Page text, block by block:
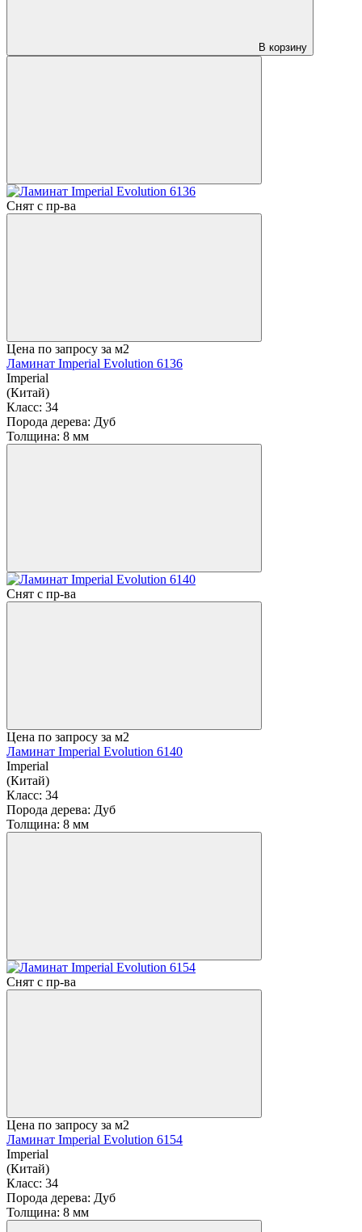
В корзину
Снят с пр-ва
Цена по запросу за м2
Ламинат Imperial Evolution 6136
Imperial
(Китай)
Класс: 34
Порода дерева: Дуб
Толщина: 8 мм
Снят с пр-ва
Цена по запросу за м2
Ламинат Imperial Evolution 6140
Imperial
(Китай)
Класс: 34
Порода дерева: Дуб
Толщина: 8 мм
Снят с пр-ва
Цена по запросу за м2
Ламинат Imperial Evolution 6154
Imperial
(Китай)
Класс: 34
Порода дерева: Дуб
Толщина: 8 мм